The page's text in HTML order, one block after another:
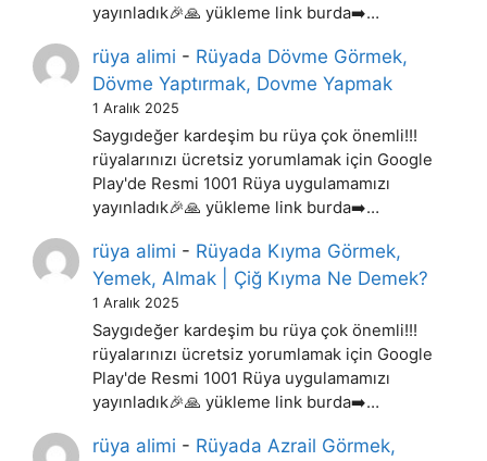
yayınladık🎉🙏 yükleme link burda➡️…
rüya alimi - Rüyada Dövme Görmek,
Dövme Yaptırmak, Dovme Yapmak
1 Aralık 2025
Saygıdeğer kardeşim bu rüya çok önemli!!!
rüyalarınızı ücretsiz yorumlamak için Google
Play'de Resmi 1001 Rüya uygulamamızı
yayınladık🎉🙏 yükleme link burda➡️…
rüya alimi - Rüyada Kıyma Görmek,
Yemek, Almak | Çiğ Kıyma Ne Demek?
1 Aralık 2025
Saygıdeğer kardeşim bu rüya çok önemli!!!
rüyalarınızı ücretsiz yorumlamak için Google
Play'de Resmi 1001 Rüya uygulamamızı
yayınladık🎉🙏 yükleme link burda➡️…
rüya alimi - Rüyada Azrail Görmek,